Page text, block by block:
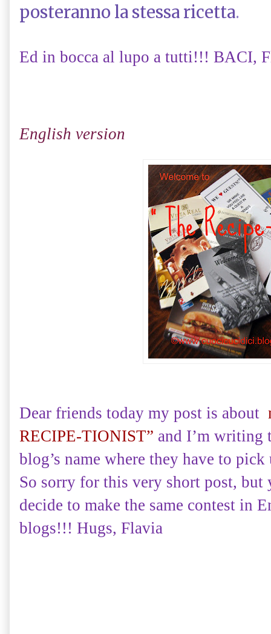
posteranno la stessa ricetta.
Ed in bocca al lupo a tutti!!! BACI,
English version
Dear friends today my post is about
RECIPE-TIONIST” and I’m writing
blog’s name where they have to
So sorry for this very short post, but
decide to make the same contest in
blogs!!! Hugs, Flavia